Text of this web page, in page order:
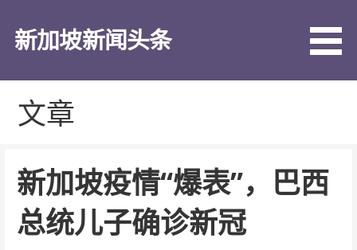
新加坡新闻头条
文章
新加坡疫情“爆表”，巴西
总统儿子确诊新冠